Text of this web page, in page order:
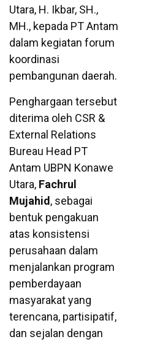
Utara, H. Ikbar, SH.,
MH., kepada PT Antam
dalam kegiatan forum
koordinasi
pembangunan daerah.
Penghargaan tersebut
diterima oleh CSR &
External Relations
Bureau Head PT
Antam UBPN Konawe
Utara, Fachrul
Mujahid, sebagai
bentuk pengakuan
atas konsistensi
perusahaan dalam
menjalankan program
pemberdayaan
masyarakat yang
terencana, partisipatif,
dan sejalan dengan